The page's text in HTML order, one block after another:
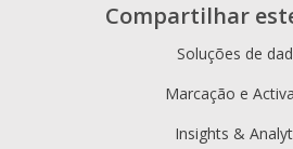
Compartilhar
Soluções de
Marcação e
Insights &